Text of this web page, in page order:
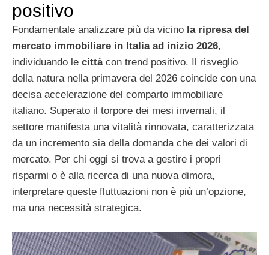
positivo
Fondamentale analizzare più da vicino la ripresa del
mercato immobiliare in Italia ad inizio 2026,
individuando le cittàcon trend positivo. Il risveglio
della natura nella primavera del 2026 coincide con una
decisa accelerazione del comparto immobiliare
italiano. Superato il torpore dei mesi invernali, il
settore manifesta una vitalità rinnovata, caratterizzata
da un incremento sia della domanda che dei valori di
mercato. Per chi oggi si trova a gestire i propri
risparmi o è alla ricerca di una nuova dimora,
interpretare queste fluttuazioni non è più un’opzione,
ma una necessità strategica.